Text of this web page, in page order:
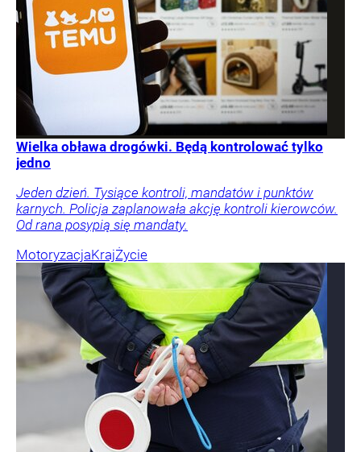
Wielka obława drogówki. Będą kontrolować tylko
jedno
Jeden dzień. Tysiące kontroli, mandatów i punktów
karnych. Policja zaplanowała akcję kontroli kierowców.
Od rana posypią się mandaty.
MotoryzacjaKrajŻycie